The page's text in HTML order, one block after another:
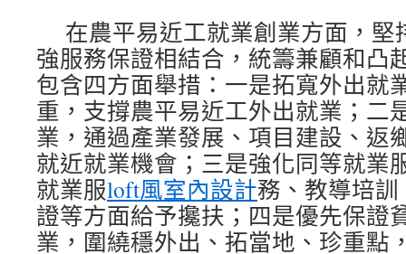
在農平易近工就業創業方面，
強服務保證相結合，統籌兼顧和凸
包含四方面舉措：一是拓寬外出就
重，支撐農平易近工外出就業；二
業，通過產業發展、項目建設、返
就近就業機會；三是強化同等就業
就業服loft風室內設計務、教導培
證等方面給予攙扶；四是優先保證
業，圍繞穩外出、拓當地、珍重點